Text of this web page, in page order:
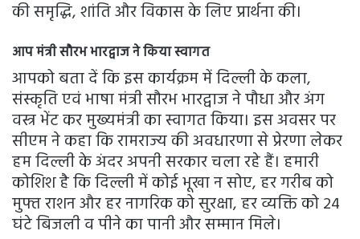
की समृद्धि, शांति और विकास के लिए प्रार्थना की।
आप मंत्री सौरभ भारद्वाज ने किया स्वागत
आपको बता दें कि इस कार्यक्रम में दिल्ली के कला,
संस्कृति एवं भाषा मंत्री सौरभ भारद्वाज ने पौधा और अंग
वस्त्र भेंट कर मुख्यमंत्री का स्वागत किया। इस अवसर पर
सीएम ने कहा कि रामराज्य की अवधारणा से प्रेरणा लेकर
हम दिल्ली के अंदर अपनी सरकार चला रहे हैं। हमारी
कोशिश है कि दिल्ली में कोई भूखा न सोए, हर गरीब को
मुफ्त राशन और हर नागरिक को सुरक्षा, हर व्यक्ति को 24
घंटे बिजली व पीने का पानी और सम्मान मिले।